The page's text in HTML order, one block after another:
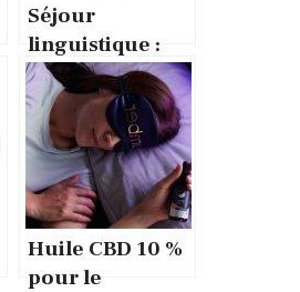
Séjour
linguistique :
découvrir
Londres ainsi
que sa langue
Huile CBD 10 %
pour le